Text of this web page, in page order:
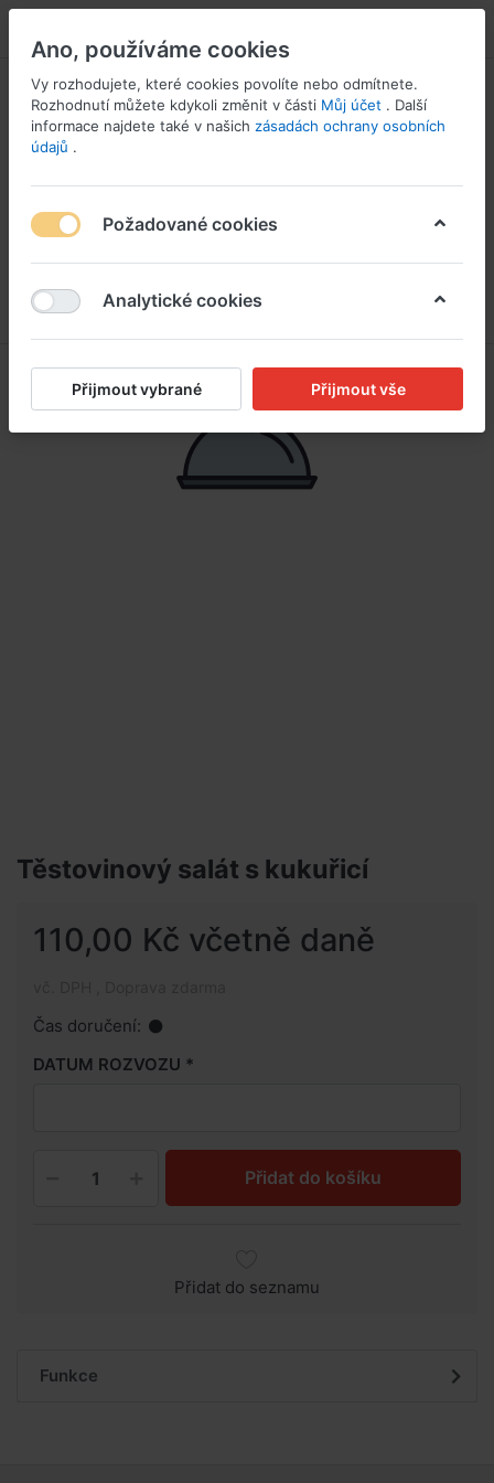
Těstovinový salát s kukuřicí
110,00 Kč včetně daně
Čas doručení:
DATUM ROZVOZU
Přidat do košíku
Přidat do seznamu
Funkce
Ano, používáme cookies
Vy rozhodujete, které cookies povolíte nebo odmítnete.
Rozhodnutí můžete kdykoli změnit v části Můj účet . Další
informace najdete také v našich zásadách ochrany osobních
údajů .
Požadované cookies
Analytické cookies
Přijmout vybrané Přijmout vše